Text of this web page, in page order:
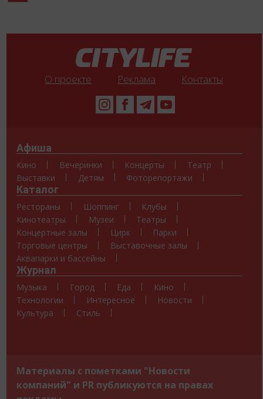
О проекте Реклама Контакты
Афиша
Кино Вечеринки Концерты
Театр
Выставки
Детям Фоторепортажи
Каталог
Рестораны Шоппинг
Клубы
Кинотеатры
Музеи
Театры
Концертные залы
Цирк
Парки
Торговые центры
Выставочные залы
Аквапарки и бассейны
Журнал
Музыка Город Еда
Кино
Технологии
Интересное
Новости
Культура
Стиль
Материалы с пометками "Новости
компаний" и PR публикуются на правах